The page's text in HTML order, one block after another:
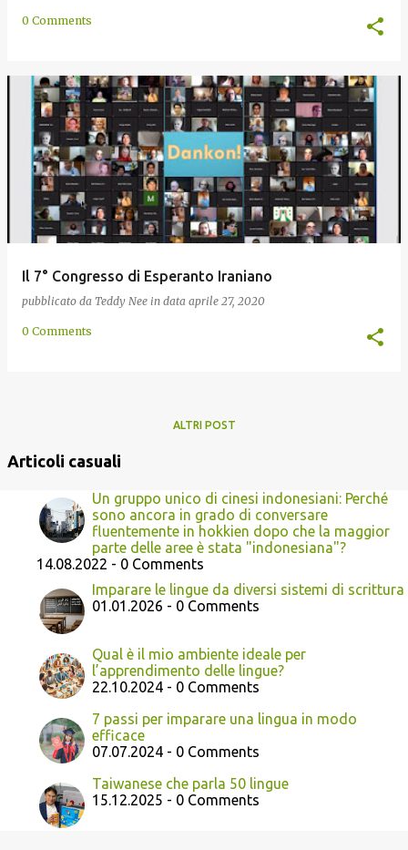
0 Comments
Il 7° Congresso di Esperanto Iraniano
pubblicato da Teddy Nee in data aprile 27, 2020
0 Comments
ALTRI POST
Articoli casuali
Un gruppo unico di cinesi indonesiani: Perché
sono ancora in grado di conversare
fluentemente in hokkien dopo che la maggior
parte delle aree è stata "indonesiana"?
14.08.2022 - 0 Comments
Imparare le lingue da diversi sistemi di scrittura
01.01.2026 - 0 Comments
Qual è il mio ambiente ideale per
l’apprendimento delle lingue?
22.10.2024 - 0 Comments
7 passi per imparare una lingua in modo
efficace
07.07.2024 - 0 Comments
Taiwanese che parla 50 lingue
15.12.2025 - 0 Comments